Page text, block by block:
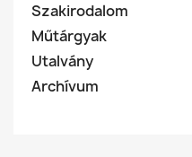
Szakirodalom
Műtárgyak
Utalvány
Archívum